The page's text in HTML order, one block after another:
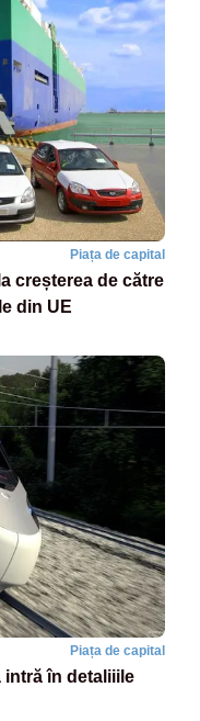
Piața de capital
creșterea de către
din UE
Piața de capital
în detaliiile